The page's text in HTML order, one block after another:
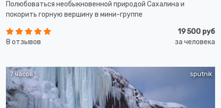
Полюбоваться необыкновенной природой Сахалина и
покорить горную вершину в мини-группе
8 отзывов
19 500 руб
за человека
sputnik
7 часов